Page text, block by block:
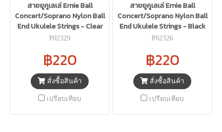
สายยูคูเลเล่ Ernie Ball
Concert/Soprano Nylon Ball
End Ukulele Strings - Clear
P02329
฿220
สั่งซื้อสินค้า
เปรียบเทียบ
สายยูคูเลเล่ Ernie Ball
Concert/Soprano Nylon Ball
End Ukulele Strings - Black
P02326
฿220
สั่งซื้อสินค้า
เปรียบเทียบ